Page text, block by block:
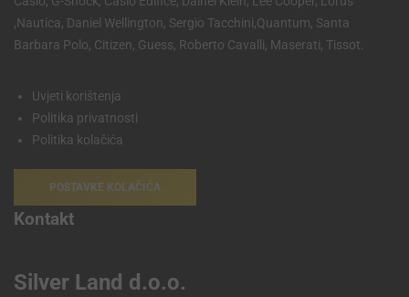
,Nautica, Daniel Wellington, Sergio Tacchini,Quantum, Santa
Barbara Polo, Citizen, Guess, Roberto Cavalli, Maserati, Tissot.
Uvjeti korištenja
Politika privatnosti
Politika kolačića
POSTAVKE KOLAČIĆA
Kontakt
Silver Land d.o.o.